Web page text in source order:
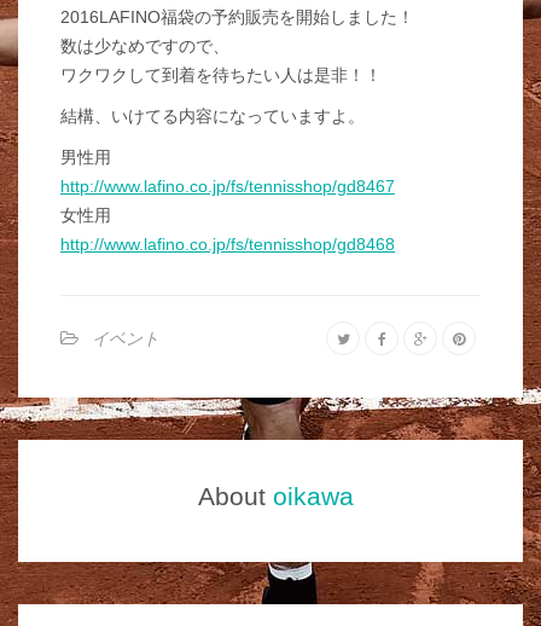
2016LAFINO福袋の予約販売を開始しました！
数は少なめですので、
ワクワクして到着を待ちたい人は是非！！
結構、いけてる内容になっていますよ。
男性用
http://www.lafino.co.jp/fs/tennisshop/gd8467
女性用
http://www.lafino.co.jp/fs/tennisshop/gd8468
イベント
About oikawa